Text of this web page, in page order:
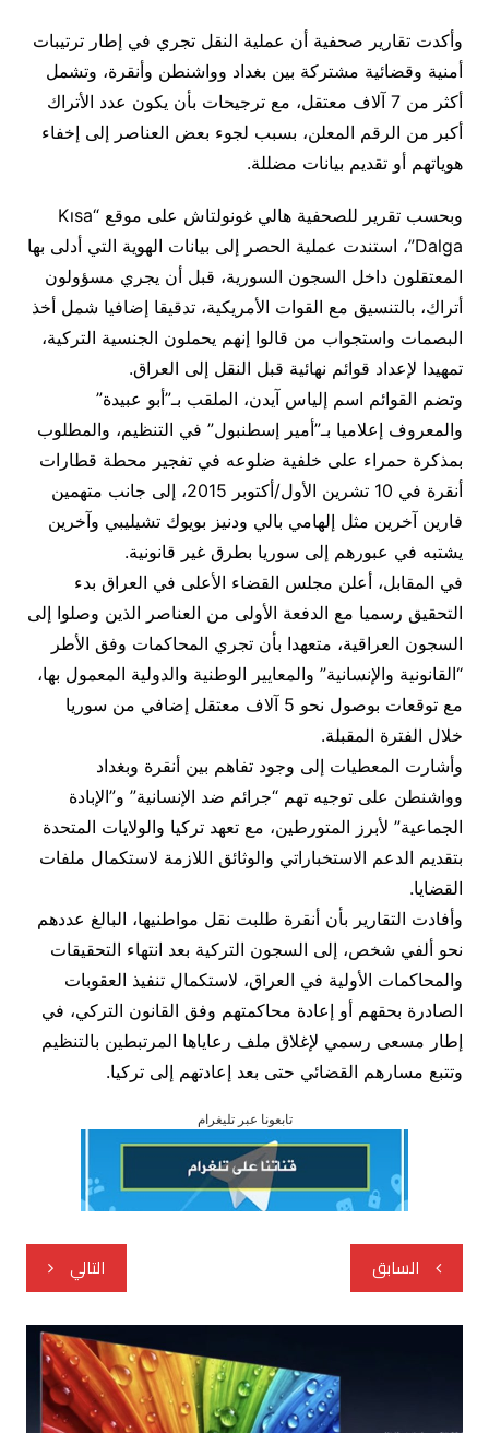
وأكدت تقارير صحفية أن عملية النقل تجري في إطار ترتيبات
أمنية وقضائية مشتركة بين بغداد وواشنطن وأنقرة، وتشمل
أكثر من 7 آلاف معتقل، مع ترجيحات بأن يكون عدد الأتراك
أكبر من الرقم المعلن، بسبب لجوء بعض العناصر إلى إخفاء
هوياتهم أو تقديم بيانات مضللة.
وبحسب تقرير للصحفية هالي غونولتاش على موقع “Kısa
Dalga”، استندت عملية الحصر إلى بيانات الهوية التي أدلى بها
المعتقلون داخل السجون السورية، قبل أن يجري مسؤولون
أتراك، بالتنسيق مع القوات الأمريكية، تدقيقا إضافيا شمل أخذ
البصمات واستجواب من قالوا إنهم يحملون الجنسية التركية،
تمهيدا لإعداد قوائم نهائية قبل النقل إلى العراق.
وتضم القوائم اسم إلياس آيدن، الملقب بـ”أبو عبيدة”
والمعروف إعلاميا بـ”أمير إسطنبول” في التنظيم، والمطلوب
بمذكرة حمراء على خلفية ضلوعه في تفجير محطة قطارات
أنقرة في 10 تشرين الأول/أكتوبر 2015، إلى جانب متهمين
فارين آخرين مثل إلهامي بالي ودنيز بويوك تشيليبي وآخرين
يشتبه في عبورهم إلى سوريا بطرق غير قانونية.
في المقابل، أعلن مجلس القضاء الأعلى في العراق بدء
التحقيق رسميا مع الدفعة الأولى من العناصر الذين وصلوا إلى
السجون العراقية، متعهدا بأن تجري المحاكمات وفق الأطر
“القانونية والإنسانية” والمعايير الوطنية والدولية المعمول بها،
مع توقعات بوصول نحو 5 آلاف معتقل إضافي من سوريا
خلال الفترة المقبلة.
وأشارت المعطيات إلى وجود تفاهم بين أنقرة وبغداد
وواشنطن على توجيه تهم “جرائم ضد الإنسانية” و”الإبادة
الجماعية” لأبرز المتورطين، مع تعهد تركيا والولايات المتحدة
بتقديم الدعم الاستخباراتي والوثائق اللازمة لاستكمال ملفات
القضايا.
وأفادت التقارير بأن أنقرة طلبت نقل مواطنيها، البالغ عددهم
نحو ألفي شخص، إلى السجون التركية بعد انتهاء التحقيقات
والمحاكمات الأولية في العراق، لاستكمال تنفيذ العقوبات
الصادرة بحقهم أو إعادة محاكمتهم وفق القانون التركي، في
إطار مسعى رسمي لإغلاق ملف رعاياها المرتبطين بالتنظيم
وتتبع مسارهم القضائي حتى بعد إعادتهم إلى تركيا.
تابعونا عبر تليغرام
تصفّح
المقالات
السابق التالي